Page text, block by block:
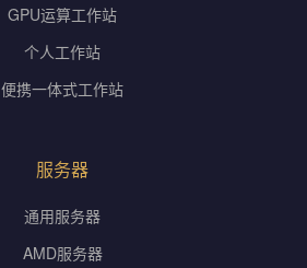
GPU运算工作站
个人工作站
便携一体式工作站
服务器
通用服务器
AMD服务器